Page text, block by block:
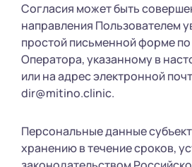
Согласия может быть
направления Пользователем
простой письменной форме
Оператора, указанному в
или на адрес электронной
dir@mitino.clinic.
Персональные данные
хранению в течение сроков,